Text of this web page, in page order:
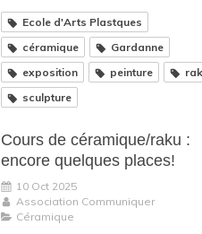
Ecole d'Arts Plastques
céramique
Gardanne
exposition
peinture
sculpture
Cours de céramique/raku :
encore quelques places!
10 Oct 2025
Association Communiquer
Céramique